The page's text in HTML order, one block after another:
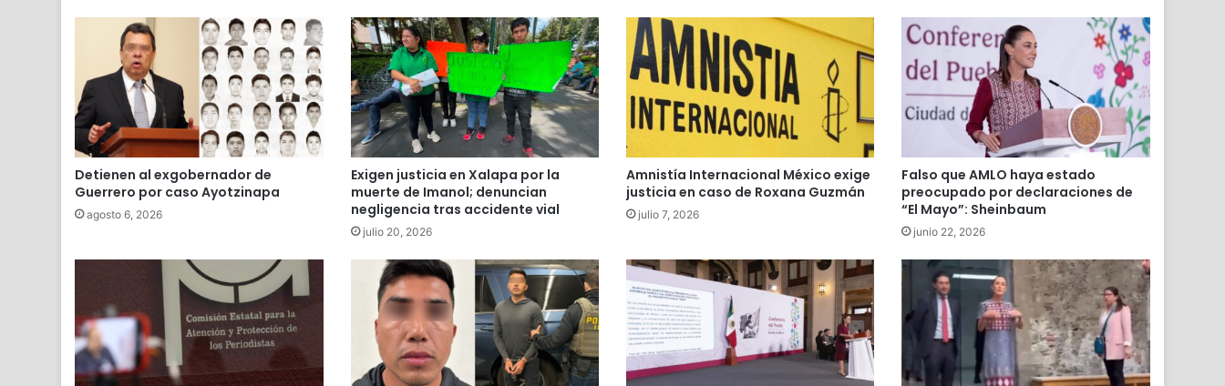
Detienen al exgobernador de
Guerrero por caso Ayotzinapa
agosto 6, 2026
Exigen justicia en Xalapa por la
muerte de Imanol; denuncian
negligencia tras accidente vial
julio 20, 2026
Amnistía Internacional México exige
justicia en caso de Roxana Guzmán
julio 7, 2026
Falso que AMLO haya estado
preocupado por declaraciones de
“El Mayo”: Sheinbaum
junio 22, 2026